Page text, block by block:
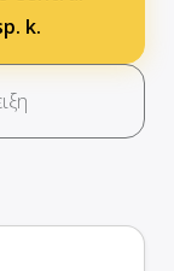
k.